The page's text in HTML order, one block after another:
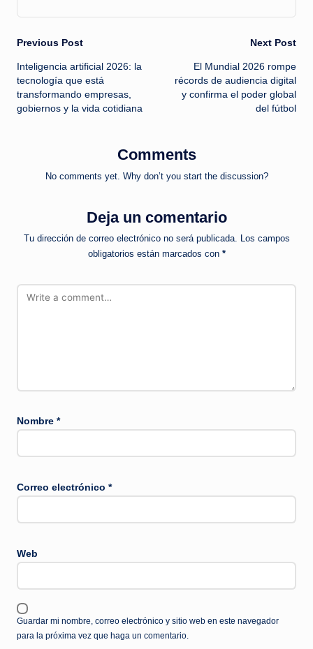
Post
navigation
Previous Post
Inteligencia artificial 2026: la
tecnología que está
transformando empresas,
gobiernos y la vida cotidiana
Next Post
El Mundial 2026 rompe
récords de audiencia digital
y confirma el poder global
del fútbol
Comments
No comments yet. Why don’t you start the discussion?
Deja un comentario
Tu dirección de correo electrónico no será publicada. Los campos
obligatorios están marcados con *
Nombre *
Correo electrónico *
Web
Guardar mi nombre, correo electrónico y sitio web en este navegador
para la próxima vez que haga un comentario.